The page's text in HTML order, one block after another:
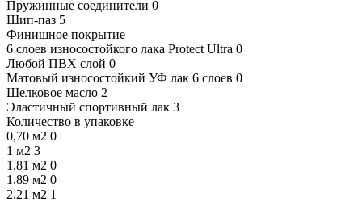
Пружинные соединители 0
Шип-паз 5
Финишное покрытие
6 слоев износостойкого лака Protect Ultra 0
Любой ПВХ слой 0
Матовый износостойкий УФ лак 6 слоев 0
Шелковое масло 2
Эластичный спортивный лак 3
Количество в упаковке
0,70 м2 0
1 м2 3
1.81 м2 0
1.89 м2 0
2.21 м2 1